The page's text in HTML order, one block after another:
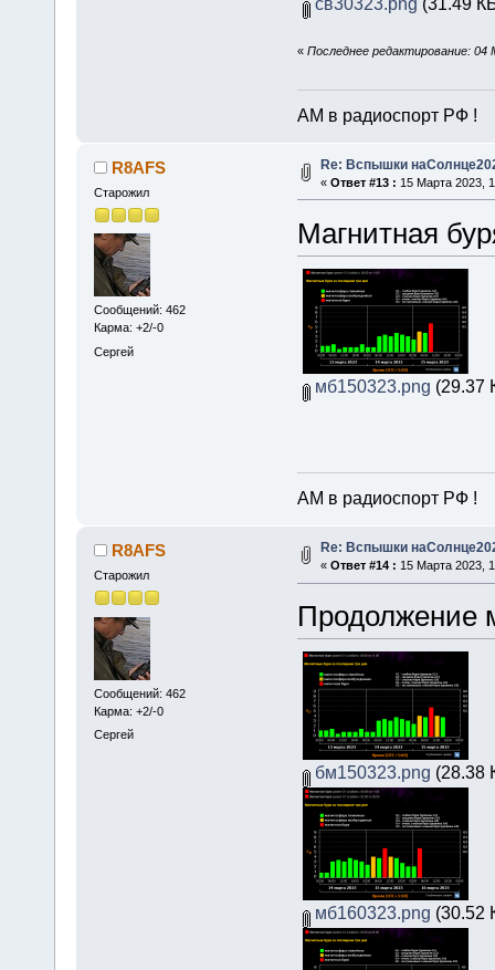
« Последнее редактирование:
АМ в радиоспорт РФ !
R8AFS
Старожил
Сообщений: 462
Карма: +2/-0
Сергей
Re: Вспышки
« Ответ #13 : 15 Марта 2023,
Магнитная
мб150323.png (29.37
АМ в радиоспорт РФ !
R8AFS
Старожил
Сообщений: 462
Карма: +2/-0
Сергей
Re: Вспышки
« Ответ #14 : 15 Марта 2023,
Продолжение
бм150323.png (28.38
мб160323.png (30.52